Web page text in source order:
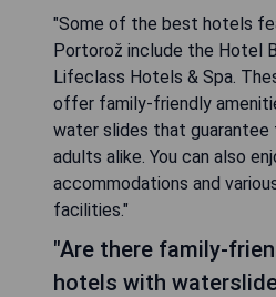
"Some of the best hotels
Portorož include the Hotel
Lifeclass Hotels & Spa.
offer family-friendly
water slides that guarantee
adults alike. You can also
accommodations and
facilities."
"Are there family-
hotels with